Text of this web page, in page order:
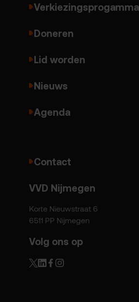
Verkiezingsprogamma
Doneren
Lid worden
Nieuws
Agenda
Contact
VVD Nijmegen
Korte Nieuwstraat 6
6511 PP Nijmegen
Volg ons op